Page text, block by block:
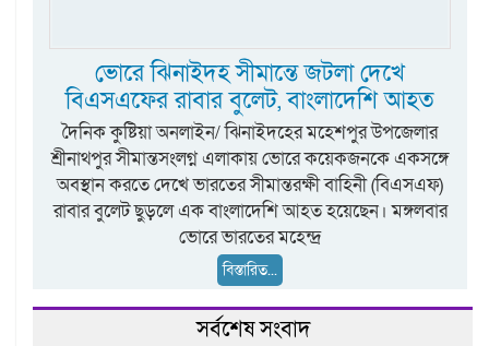
ভোরে ঝিনাইদহ সীমান্তে জটলা দেখে
বিএসএফের রাবার বুলেট, বাংলাদেশি আহত
দৈনিক কুষ্টিয়া অনলাইন/ ঝিনাইদহের মহেশপুর উপজেলার
শ্রীনাথপুর সীমান্তসংলগ্ন এলাকায় ভোরে কয়েকজনকে একসঙ্গে
অবস্থান করতে দেখে ভারতের সীমান্তরক্ষী বাহিনী (বিএসএফ)
রাবার বুলেট ছুড়লে এক বাংলাদেশি আহত হয়েছেন। মঙ্গলবার
ভোরে ভারতের মহেন্দ্র
বিস্তারিত...
সর্বশেষ সংবাদ